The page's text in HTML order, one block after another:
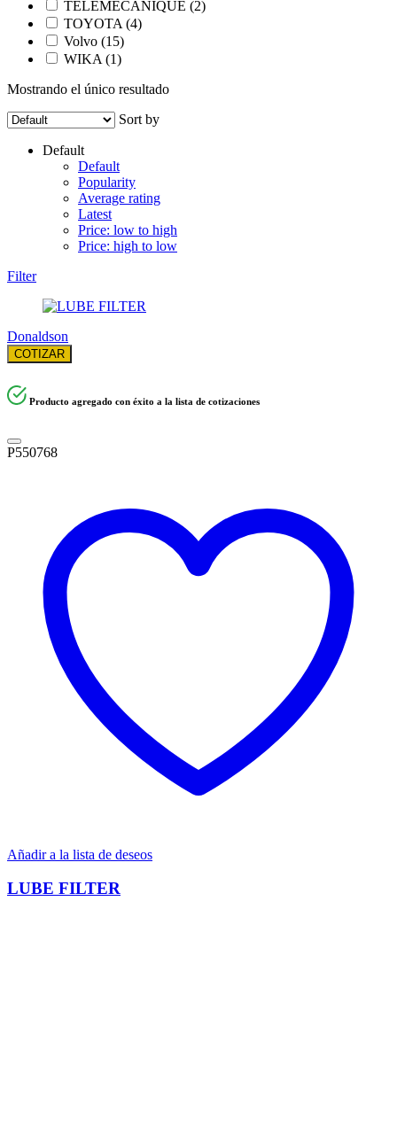
TELEMECANIQUE (2)
TOYOTA (4)
Volvo (15)
WIKA (1)
Mostrando el único resultado
Sort by
Default
Default
Popularity
Average rating
Latest
Price: low to high
Price: high to low
Filter
Donaldson
COTIZAR
Producto agregado con éxito a la lista de cotizaciones
P550768
Añadir a la lista de deseos
LUBE FILTER